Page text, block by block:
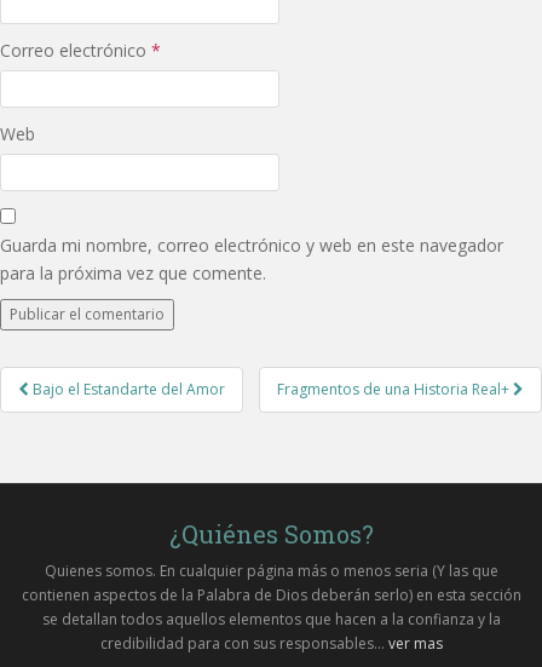
Correo electrónico *
Web
Guarda mi nombre, correo electrónico y web en este navegador
para la próxima vez que comente.
Post
navigation
Bajo el Estandarte del Amor Fragmentos de una Historia Real+
¿Quiénes Somos?
Quienes somos. En cualquier página más o menos seria (Y las que
contienen aspectos de la Palabra de Dios deberán serlo) en esta sección
se detallan todos aquellos elementos que hacen a la confianza y la
credibilidad para con sus responsables... ver mas